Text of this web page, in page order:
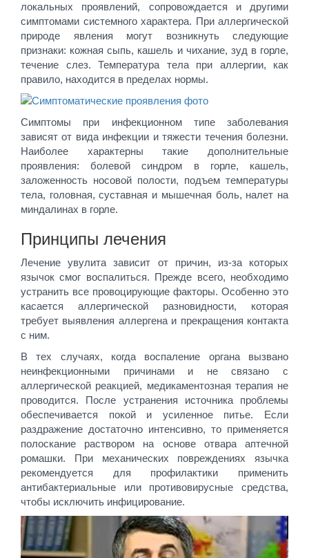
локальных проявлений, сопровождается и другими
симптомами системного характера. При аллергической
природе явления могут возникнуть следующие
признаки: кожная сыпь, кашель и чихание, зуд в горле,
течение слез. Температура тела при аллергии, как
правило, находится в пределах нормы.
Симптомы при инфекционном типе заболевания
зависят от вида инфекции и тяжести течения болезни.
Наиболее характерны такие дополнительные
проявления: болевой синдром в горле, кашель,
заложенность носовой полости, подъем температуры
тела, головная, суставная и мышечная боль, налет на
миндалинах в горле.
Принципы лечения
Лечение увулита зависит от причин, из-за которых
язычок смог воспалиться. Прежде всего, необходимо
устранить все провоцирующие факторы. Особенно это
касается аллергической разновидности, которая
требует выявления аллергена и прекращения контакта
с ним.
В тех случаях, когда воспаление органа вызвано
неинфекционными причинами и не связано с
аллергической реакцией, медикаментозная терапия не
проводится. После устранения источника проблемы
обеспечивается покой и усиленное питье. Если
раздражение достаточно интенсивно, то применяется
полоскание раствором на основе отвара аптечной
ромашки. При механических повреждениях язычка
рекомендуется для профилактики применить
антибактериальные или противовирусные средства,
чтобы исключить инфицирование.